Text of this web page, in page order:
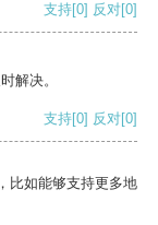
支持[0] 反对[0]
解决。
支持[0] 反对[0]
比如能够支持更多地